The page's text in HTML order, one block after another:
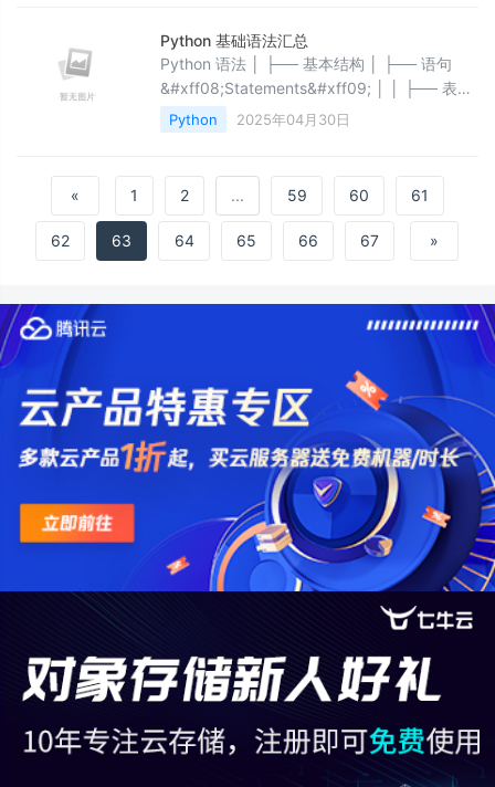
以供大家学习交流&#xff0c;博主主页还有更多
Python相关程序案例&#xff0c;秉着开源精神的
想法&#xff0c;望大
Python 基础语法汇总
Python 语法 │ ├── 基本结构 │ ├── 语句
&#xff08;Statements&#xff09; │ │ ├── 表达
式语句&#xff08;如赋值、算术运算&#xff09; │
│ ├── 控制流语句&#xff08;if, for,
Python 2025年04月30日
« 1 2 ... 59 60 61
62 63 64 65 66 67 »